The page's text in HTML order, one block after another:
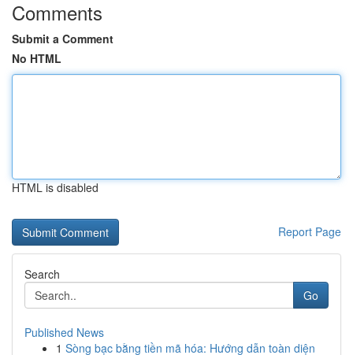
Comments
Submit a Comment
No HTML
HTML is disabled
Report Page
Search
Go
Published News
1 Sòng bạc bằng tiền mã hóa: Hướng dẫn toàn diện